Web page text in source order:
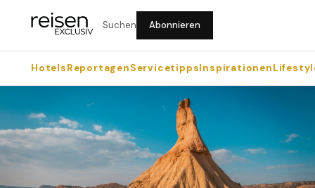
Suchen Abonnieren
HotelsReportagenServicetippsInspirationen